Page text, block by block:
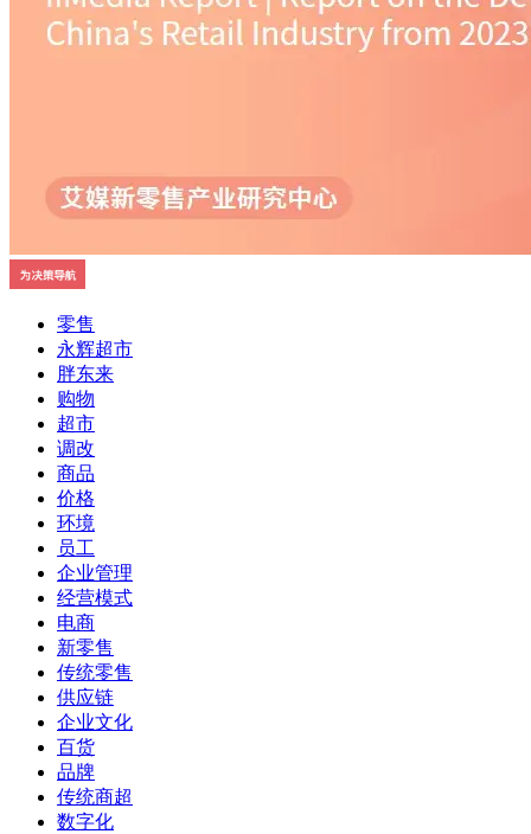
零售
永辉超市
胖东来
购物
超市
调改
商品
价格
环境
员工
企业管理
经营模式
电商
新零售
传统零售
供应链
企业文化
百货
品牌
传统商超
数字化